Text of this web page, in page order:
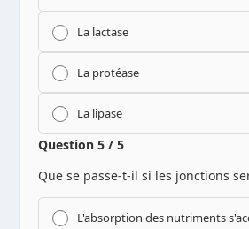
La lactase
La protéase
La lipase
Question 5 / 5
Que se passe-t-il si les jonctions
L'absorption des nutriments